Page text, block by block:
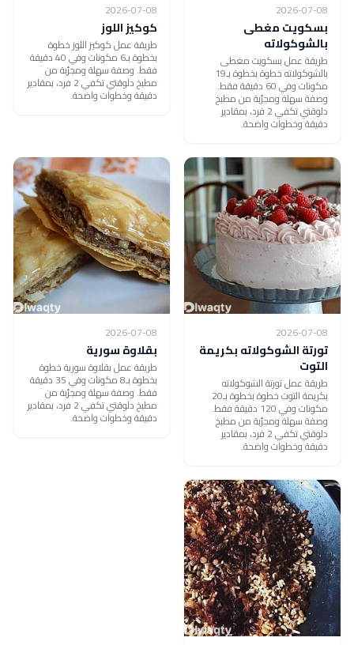
2026-07-08
بسكويت مغطى
بالشوكولاته
طريقة عمل بسكويت مغطى
بالشوكولاته خطوة بخطوة بـ19
مكونات وفي 60 دقيقة فقط.
وصفة سهلة ومجرّبة من مطبخ
دلوقتي تكفي 2 فرد، بمقادير
دقيقة وخطوات واضحة.
2026-07-08
كوكيز اللوز
طريقة عمل كوكيز اللوز خطوة
بخطوة بـ6 مكونات وفي 40 دقيقة
فقط. وصفة سهلة ومجرّبة من
مطبخ دلوقتي تكفي 2 فرد، بمقادير
دقيقة وخطوات واضحة.
2026-07-08
تورتة الشوكولاته بكريمة
التوت
طريقة عمل تورتة الشوكولاته
بكريمة التوت خطوة بخطوة بـ20
مكونات وفي 120 دقيقة فقط.
وصفة سهلة ومجرّبة من مطبخ
دلوقتي تكفي 2 فرد، بمقادير
دقيقة وخطوات واضحة.
2026-07-08
بقلاوة سورية
طريقة عمل بقلاوة سورية خطوة
بخطوة بـ8 مكونات وفي 35 دقيقة
فقط. وصفة سهلة ومجرّبة من
مطبخ دلوقتي تكفي 2 فرد، بمقادير
دقيقة وخطوات واضحة.